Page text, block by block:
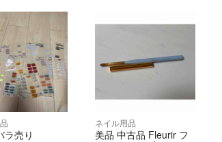
ラ売り
ネイル用品
美品 中古品 Fleurir フ